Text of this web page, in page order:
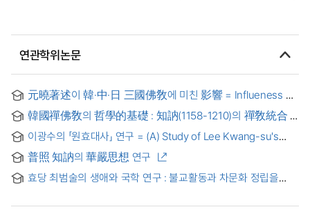
연관학위논문
元曉著述이 韓·中·日 三國佛敎에 미친 影響 = Influeness of
Won-hyo's Writings on the Buddhism in Korea, China and
Japan
韓國禪佛敎의 哲學的基礎 : 知訥(1158-1210)의 禪敎統合
이광수의 「원효대사」 연구 = (A) Study of Lee Kwang-su's
Work "Great Priest Wonhyo"
普照 知訥의 華嚴思想 연구
효당 최범술의 생애와 국학 연구 : 불교활동과 차문화 정립을